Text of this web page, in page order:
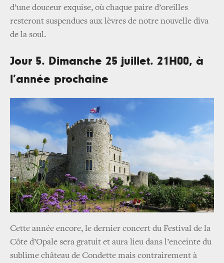
d’une douceur exquise, où chaque paire d’oreilles
resteront suspendues aux lèvres de notre nouvelle diva
de la soul.
Jour 5. Dimanche 25 juillet. 21H00, à
l’année prochaine
Cette année encore, le dernier concert du Festival de la
Côte d’Opale sera gratuit et aura lieu dans l’enceinte du
sublime château de Condette mais contrairement à